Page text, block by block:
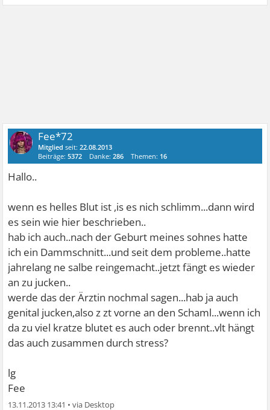
Fee*72
Mitglied seit:22.08.2013
Beiträge:5372 Danke:286 Themen: 16
Hallo..
wenn es helles Blut ist ,is es nich schlimm...dann wird
es sein wie hier beschrieben..
hab ich auch..nach der Geburt meines sohnes hatte
ich ein Dammschnitt...und seit dem probleme..hatte
jahrelang ne salbe reingemacht..jetzt fängt es wieder
an zu jucken..
werde das der Ärztin nochmal sagen...hab ja auch
genital jucken,also z zt vorne an den Schaml...wenn ich
da zu viel kratze blutet es auch oder brennt..vlt hängt
das auch zusammen durch stress?
lg
Fee
13.11.2013 13:41 •